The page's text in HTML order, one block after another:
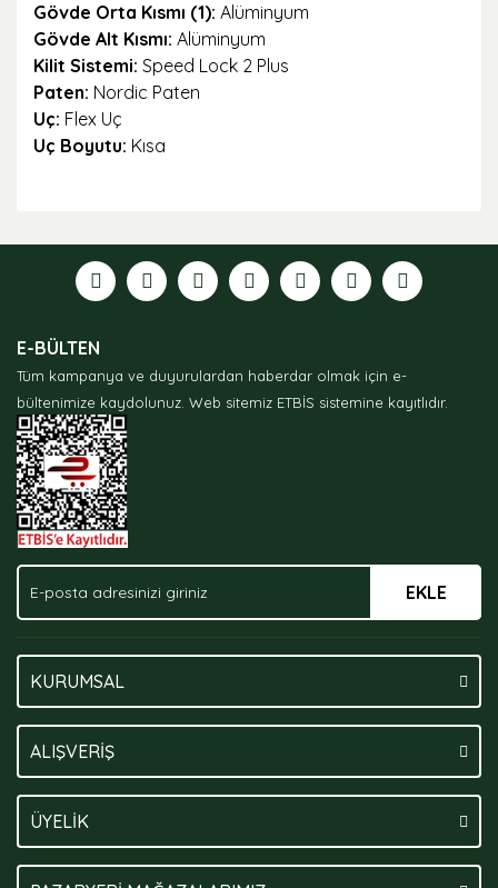
Gövde Orta Kısmı (1): Alüminyum
Gövde Alt Kısmı: Alüminyum
Kilit Sistemi: Speed Lock 2 Plus
Paten: Nordic Paten
Uç: Flex Uç
Uç Boyutu: Kısa
formunu kullanarak tarafımıza iletebilirsiniz.
Görüş ve önerileriniz için teşekkür ederiz.
Ürün açıklamasında eksik bilgiler bulunuyor.
Ürün bilgilerinde hatalar bulunuyor.
Ürün fiyatı diğer sitelerden daha pahalı.
Bu ürüne benzer farklı alternatifler olmalı.
E-BÜLTEN
Tüm kampanya ve duyurulardan haberdar olmak için e-
bültenimize kaydolunuz. Web sitemiz ETBİS sistemine kayıtlıdır.
EKLE
KURUMSAL
ALIŞVERİŞ
ÜYELİK